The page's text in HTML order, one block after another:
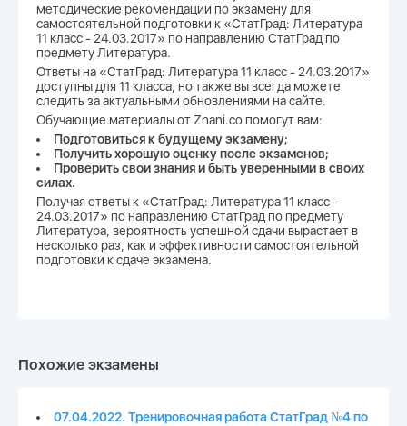
методические рекомендации по экзамену для
самостоятельной подготовки к «СтатГрад: Литература
11 класс - 24.03.2017» по направлению СтатГрад по
предмету Литература.
Ответы на «СтатГрад: Литература 11 класс - 24.03.2017»
доступны для 11 класса, но также вы всегда можете
следить за актуальными обновлениями на сайте.
Обучающие материалы от Znani.co помогут вам:
Подготовиться к будущему экзамену;
Получить хорошую оценку после экзаменов;
Проверить свои знания и быть уверенными в своих
силах.
Получая ответы к «СтатГрад: Литература 11 класс -
24.03.2017» по направлению СтатГрад по предмету
Литература, вероятность успешной сдачи вырастает в
несколько раз, как и эффективности самостоятельной
подготовки к сдаче экзамена.
Похожие экзамены
07.04.2022. Тренировочная работа СтатГрад №4 по